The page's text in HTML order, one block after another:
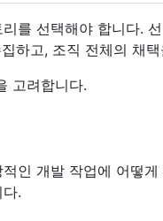
를 선택해야 합니다.
하고, 조직 전체의 채
고려합니다.
인 개발 작업에 어떻
.